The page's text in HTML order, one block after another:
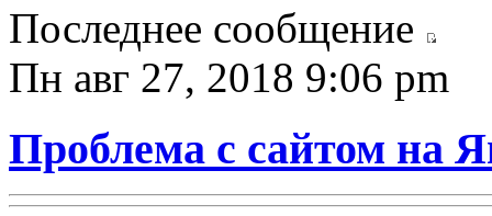
Последнее сообщение
Пн авг 27, 2018 9:06 pm
Проблема с сайтом на